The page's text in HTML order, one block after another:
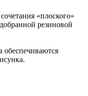
«плоского»
резиновой